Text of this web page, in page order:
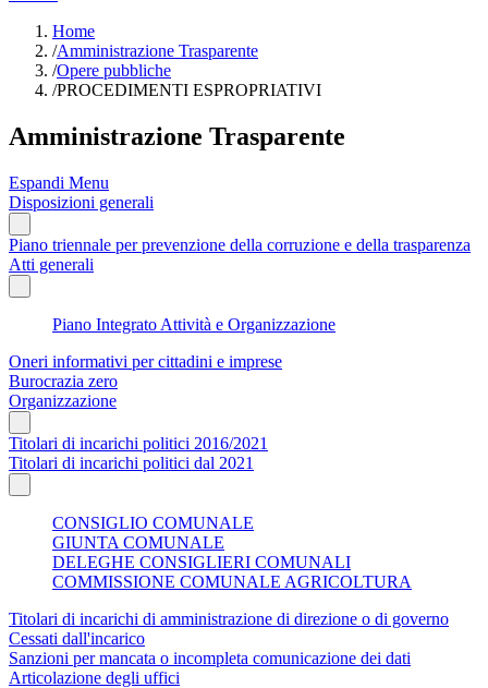
Home
/Amministrazione Trasparente
/Opere pubbliche
/PROCEDIMENTI ESPROPRIATIVI
Amministrazione Trasparente
Espandi Menu
Disposizioni generali
Piano triennale per prevenzione della corruzione e della trasparenza
Atti generali
Piano Integrato Attività e Organizzazione
Oneri informativi per cittadini e imprese
Burocrazia zero
Organizzazione
Titolari di incarichi politici 2016/2021
Titolari di incarichi politici dal 2021
CONSIGLIO COMUNALE
GIUNTA COMUNALE
DELEGHE CONSIGLIERI COMUNALI
COMMISSIONE COMUNALE AGRICOLTURA
Titolari di incarichi di amministrazione di direzione o di governo
Cessati dall'incarico
Sanzioni per mancata o incompleta comunicazione dei dati
Articolazione degli uffici